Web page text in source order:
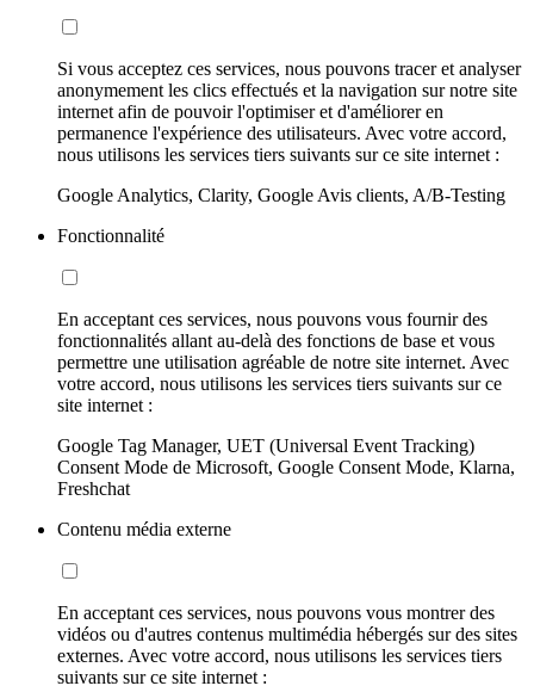
Si vous acceptez ces services, nous pouvons tracer et analyser
anonymement les clics effectués et la navigation sur notre site
internet afin de pouvoir l'optimiser et d'améliorer en
permanence l'expérience des utilisateurs. Avec votre accord,
nous utilisons les services tiers suivants sur ce site internet :
Google Analytics, Clarity, Google Avis clients, A/B-Testing
Fonctionnalité
En acceptant ces services, nous pouvons vous fournir des
fonctionnalités allant au-delà des fonctions de base et vous
permettre une utilisation agréable de notre site internet. Avec
votre accord, nous utilisons les services tiers suivants sur ce
site internet :
Google Tag Manager, UET (Universal Event Tracking)
Consent Mode de Microsoft, Google Consent Mode, Klarna,
Freshchat
Contenu média externe
En acceptant ces services, nous pouvons vous montrer des
vidéos ou d'autres contenus multimédia hébergés sur des sites
externes. Avec votre accord, nous utilisons les services tiers
suivants sur ce site internet :